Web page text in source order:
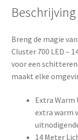
Beschrijving
Breng de magie
Cluster 700 LED –
voor een
maakt elke
Extra Warm
extra warm
14 Meter